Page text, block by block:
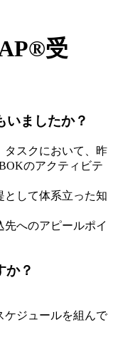
受
いましたか？
タスクにおいて、昨
のアクティビテ
として体系立った知
先へのアピールポイ
か？
ケジュールを組んで